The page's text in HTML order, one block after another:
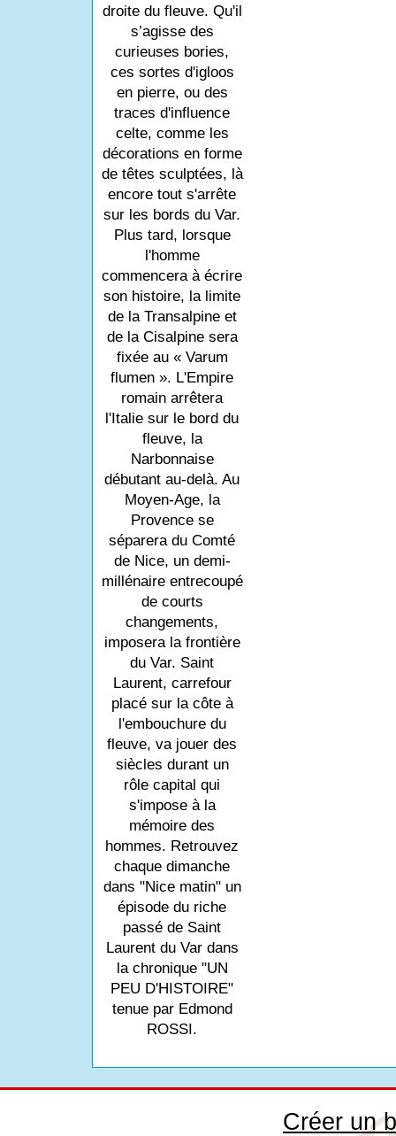
droite du fleuve. Qu'il
s’agisse des
curieuses bories,
ces sortes d'igloos
en pierre, ou des
traces d'influence
celte, comme les
décorations en forme
de têtes sculptées, là
encore tout s'arrête
sur les bords du Var.
Plus tard, lorsque
l'homme
commencera à écrire
son histoire, la limite
de la Transalpine et
de la Cisalpine sera
fixée au « Varum
flumen ». L'Empire
romain arrêtera
l'Italie sur le bord du
fleuve, la
Narbonnaise
débutant au-delà. Au
Moyen-Age, la
Provence se
séparera du Comté
de Nice, un demi-
millénaire entrecoupé
de courts
changements,
imposera la frontière
du Var. Saint
Laurent, carrefour
placé sur la côte à
l'embouchure du
fleuve, va jouer des
siècles durant un
rôle capital qui
s'impose à la
mémoire des
hommes. Retrouvez
chaque dimanche
dans "Nice matin" un
épisode du riche
passé de Saint
Laurent du Var dans
la chronique "UN
PEU D'HISTOIRE"
tenue par Edmond
ROSSI.
Créer un